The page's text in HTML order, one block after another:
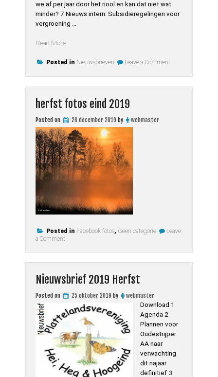
we af per jaar door het riool en kan dat niet wat
minder? 7 Nieuws intern: Subsidieregelingen voor
vergroening …
Read More“Nieuwsbrief
Herfst”
Posted in Nieuwsbrieven Leave a Commenton
herfst fotos eind 2019
Posted on 26 december 2019 by webmaster
Posted in Facebook fotos, Geen categorie
Leave
a Commenton
fotos
Nieuwsbrief 2019 Herfst
Posted on 25 oktober 2019 by
webmaster
Download 1
Agenda 2
Plannen voor
Oudestrijper
AA naar
verwachting
dit najaar
definitief 3